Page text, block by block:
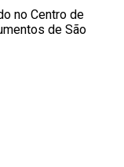
no Centro de
de São